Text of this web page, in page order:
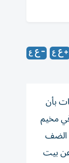
بأن
مخيم
الضف
بيت